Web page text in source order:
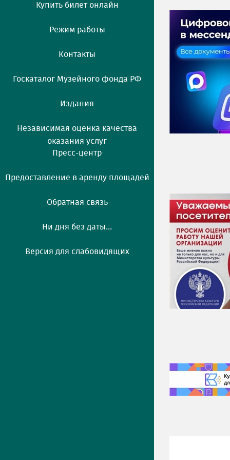
Купить билет онлайн
Режим работы
Контакты
Госкаталог Музейного фонда РФ
Издания
Независимая оценка качества
оказания услуг
Пресс-центр
Предоставление в аренду площадей
Обратная связь
Ни дня без даты...
Версия для слабовидящих